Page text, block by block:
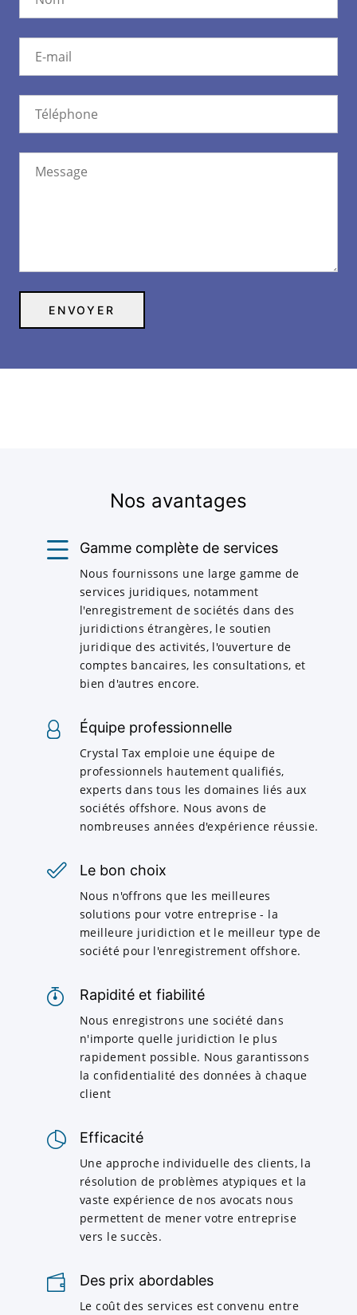
Nos avantages
Gamme complète de services
Nous fournissons une large gamme de
services juridiques, notamment
l'enregistrement de sociétés dans des
juridictions étrangères, le soutien
juridique des activités, l'ouverture de
comptes bancaires, les consultations, et
bien d'autres encore.
Équipe professionnelle
Crystal Tax emploie une équipe de
professionnels hautement qualifiés,
experts dans tous les domaines liés aux
sociétés offshore. Nous avons de
nombreuses années d'expérience réussie.
Le bon choix
Nous n'offrons que les meilleures
solutions pour votre entreprise - la
meilleure juridiction et le meilleur type de
société pour l'enregistrement offshore.
Rapidité et fiabilité
Nous enregistrons une société dans
n'importe quelle juridiction le plus
rapidement possible. Nous garantissons
la confidentialité des données à chaque
client
Efficacité
Une approche individuelle des clients, la
résolution de problèmes atypiques et la
vaste expérience de nos avocats nous
permettent de mener votre entreprise
vers le succès.
Des prix abordables
Le coût des services est convenu entre